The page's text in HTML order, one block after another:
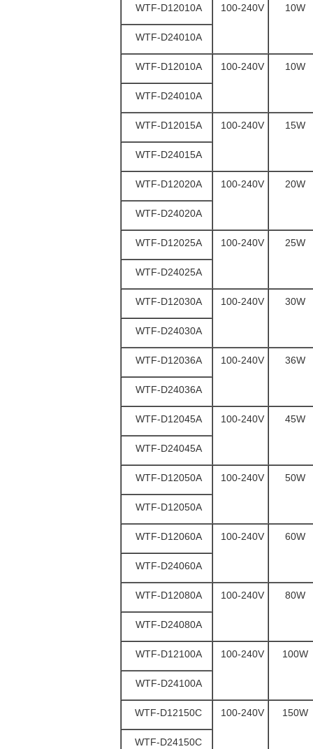
WTF-D12010A 100-240V 10W
WTF-D24010A
WTF-D12010A 100-240V 10W
WTF-D24010A
WTF-D12015A 100-240V 15W
WTF-D24015A
WTF-D12020A 100-240V 20W
WTF-D24020A
WTF-D12025A 100-240V 25W
WTF-D24025A
WTF-D12030A 100-240V 30W
WTF-D24030A
WTF-D12036A 100-240V 36W
WTF-D24036A
WTF-D12045A 100-240V 45W
WTF-D24045A
WTF-D12050A 100-240V 50W
WTF-D12050A
WTF-D12060A 100-240V 60W
WTF-D24060A
WTF-D12080A 100-240V 80W
WTF-D24080A
WTF-D12100A 100-240V 100W
WTF-D24100A
WTF-D12150C 100-240V 150W
WTF-D24150C